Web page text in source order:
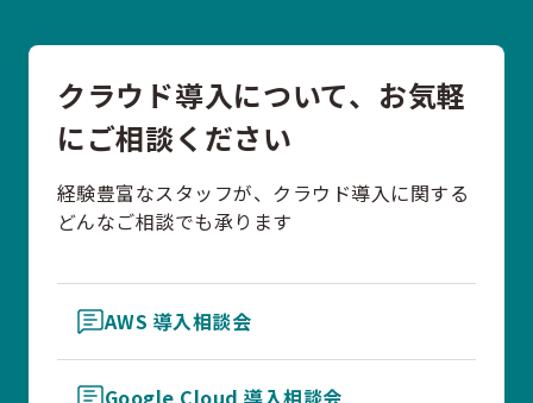
クラウド導入について、お気軽
にご相談ください
経験豊富なスタッフが、クラウド導入に関する
どんなご相談でも承ります
AWS 導入相談会